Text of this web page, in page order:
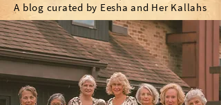
A blog curated by Eesha and Her Kallahs